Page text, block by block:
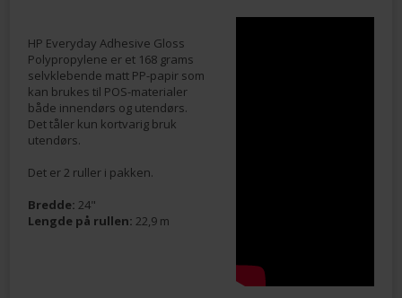
HP Everyday Adhesive Gloss
Polypropylene er et 168 grams
selvklebende matt PP-papir som
kan brukes til POS-materialer
både innendørs og utendørs.
Det tåler kun kortvarig bruk
utendørs.
Det er 2 ruller i pakken.
Bredde: 24"
Lengde på rullen: 22,9 m